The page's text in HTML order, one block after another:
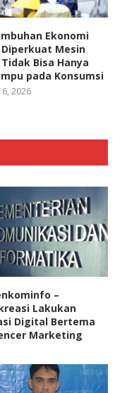
Ekonomi
Diperkuat Mesin
Bisa Hanya
pada Konsumsi
2026
–
Lakukan
Digital Bertema
Marketing